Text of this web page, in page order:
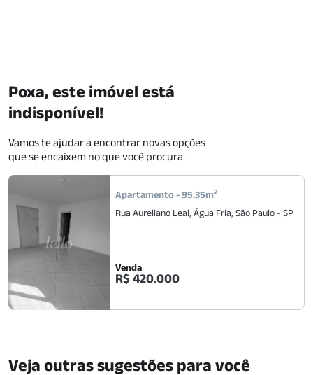
Apartamento -95.35m2
Rua Aureliano Leal, Água Fria, São Paulo - SP
Venda
R$ 420.000
Poxa, este imóvel está
indisponível!
Vamos te ajudar a encontrar novas opções
que se encaixem no que você procura.
Veja outras sugestões para você